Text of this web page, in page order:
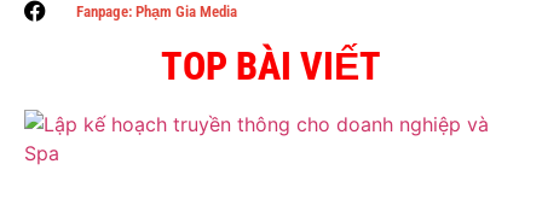
Fanpage: Phạm Gia Media
TOP BÀI VIẾT